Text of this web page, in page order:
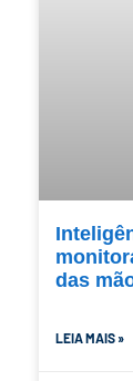
das
LEIA MAIS »